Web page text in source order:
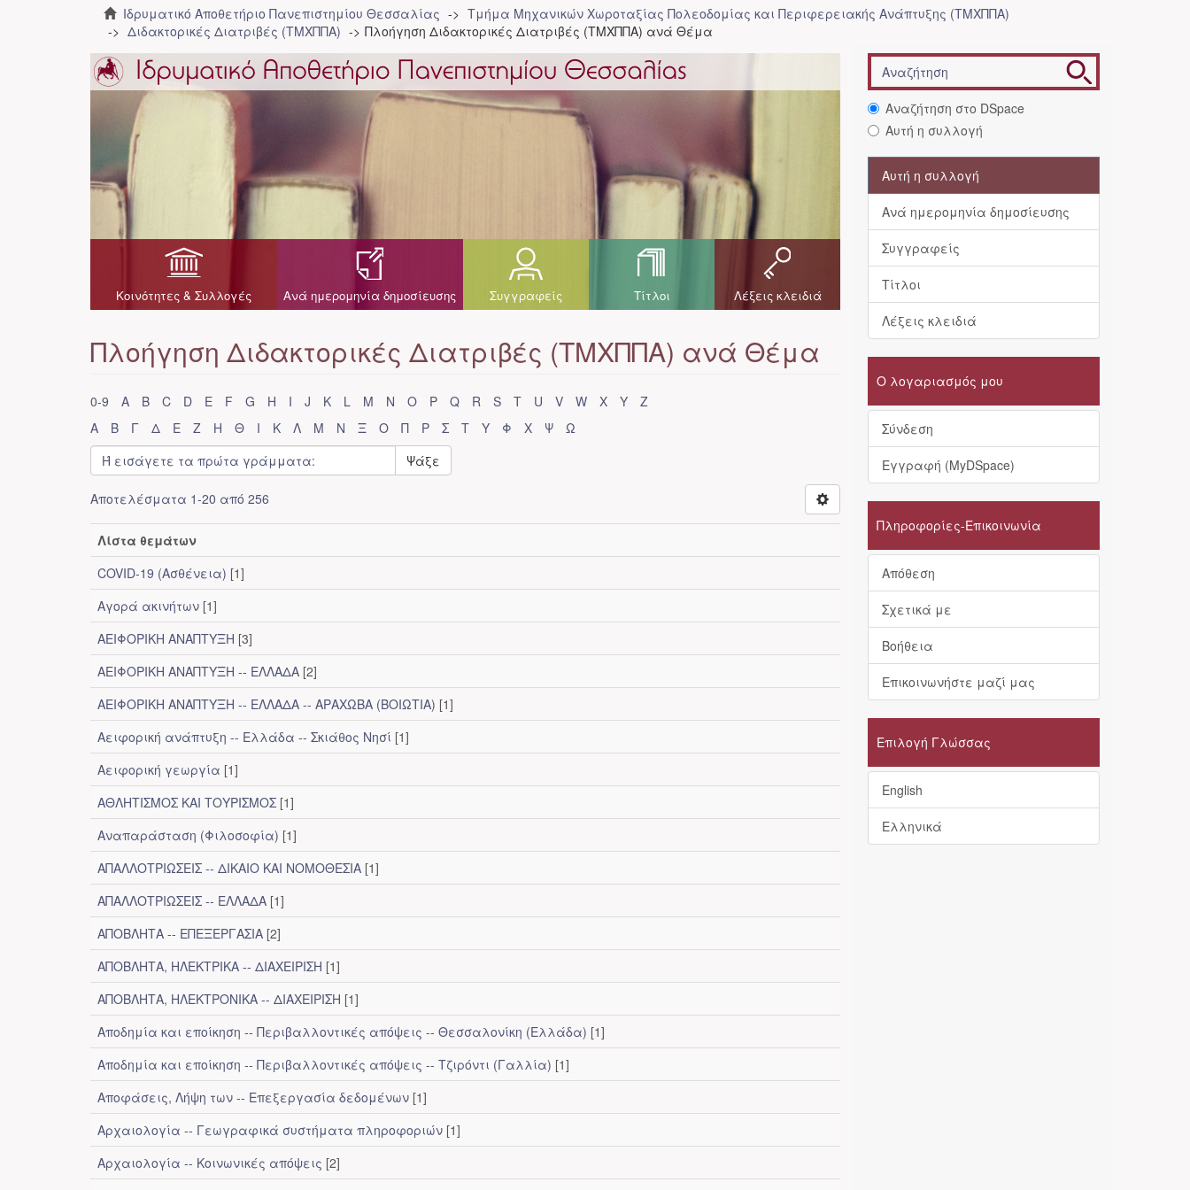
Ιδρυματικό Αποθετήριο Πανεπιστημίου Θεσσαλίας
Τμήμα Μηχανικών Χωροταξίας Πολεοδομίας και Περιφερειακής Ανάπτυξης (ΤΜΧΠΠΑ)
Διδακτορικές Διατριβές (ΤΜΧΠΠΑ)
Πλοήγηση Διδακτορικές Διατριβές (ΤΜΧΠΠΑ) ανά Θέμα
Κοινότητες & Συλλογές Ανά ημερομηνία δημοσίευσης Συγγραφείς Τίτλοι Λέξεις κλειδιά
Πλοήγηση Διδακτορικές Διατριβές (ΤΜΧΠΠΑ) ανά Θέμα
0-9 A B C D E F G H I J K L M N O P Q R S T U V W X Y
Z
Α
Β Γ Δ Ε Ζ Η Θ Ι Κ Λ Μ Ν Ξ Ο Π Ρ Σ Τ Υ Φ Χ Ψ
Ω
Ψάξε
Αποτελέσματα 1-20 από 256
Λίστα θεμάτων
COVID-19 (Ασθένεια) [1]
Αγορά ακινήτων [1]
ΑΕΙΦΟΡΙΚΗ ΑΝΑΠΤΥΞΗ [3]
ΑΕΙΦΟΡΙΚΗ ΑΝΑΠΤΥΞΗ -- ΕΛΛΑΔΑ [2]
ΑΕΙΦΟΡΙΚΗ ΑΝΑΠΤΥΞΗ -- ΕΛΛΑΔΑ -- ΑΡΑΧΩΒΑ (ΒΟΙΩΤΙΑ) [1]
Αειφορική ανάπτυξη -- Ελλάδα -- Σκιάθος Νησί [1]
Αειφορική γεωργία [1]
ΑΘΛΗΤΙΣΜΟΣ ΚΑΙ ΤΟΥΡΙΣΜΟΣ [1]
Αναπαράσταση (Φιλοσοφία) [1]
ΑΠΑΛΛΟΤΡΙΩΣΕΙΣ -- ΔΙΚΑΙΟ ΚΑΙ ΝΟΜΟΘΕΣΙΑ [1]
ΑΠΑΛΛΟΤΡΙΩΣΕΙΣ -- ΕΛΛΑΔΑ [1]
ΑΠΟΒΛΗΤΑ -- ΕΠΕΞΕΡΓΑΣΙΑ [2]
ΑΠΟΒΛΗΤΑ, ΗΛΕΚΤΡΙΚΑ -- ΔΙΑΧΕΙΡΙΣΗ [1]
ΑΠΟΒΛΗΤΑ, ΗΛΕΚΤΡΟΝΙΚΑ -- ΔΙΑΧΕΙΡΙΣΗ [1]
Αποδημία και εποίκηση -- Περιβαλλοντικές απόψεις -- Θεσσαλονίκη (Ελλάδα) [1]
Αποδημία και εποίκηση -- Περιβαλλοντικές απόψεις -- Τζιρόντι (Γαλλία) [1]
Αποφάσεις, Λήψη των -- Επεξεργασία δεδομένων [1]
Αρχαιολογία -- Γεωγραφικά συστήματα πληροφοριών [1]
Αρχαιολογία -- Κοινωνικές απόψεις [2]
Αναζήτηση στο DSpace
Αυτή η συλλογή
Αυτή η συλλογή
Ανά ημερομηνία δημοσίευσης
Συγγραφείς
Τίτλοι
Λέξεις κλειδιά
Ο λογαριασμός μου
Σύνδεση
Εγγραφή (MyDSpace)
Πληροφορίες-Επικοινωνία
Απόθεση
Σχετικά με
Βοήθεια
Επικοινωνήστε μαζί μας
Επιλογή Γλώσσας
English
Ελληνικά